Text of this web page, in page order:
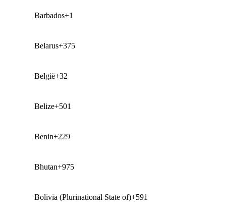
Barbados+1
Belarus+375
België+32
Belize+501
Benin+229
Bhutan+975
Bolivia (Plurinational State of)+591